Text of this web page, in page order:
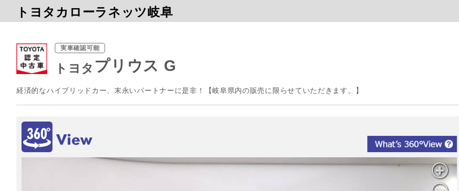
トヨタカローラネッツ岐阜
実車確認可能
トヨタ プリウス G
経済的なハイブリッドカー、末永いパートナーに是非！【岐阜県内の販売に限らせていただきます。】